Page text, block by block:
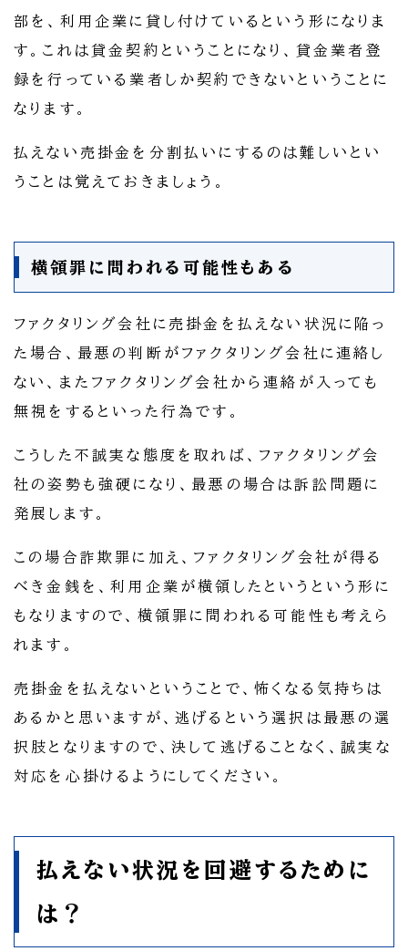
部を、利用企業に貸し付けているという形になりま
す。これは貸金契約ということになり、貸金業者登
録を行っている業者しか契約できないということに
なります。
払えない売掛金を分割払いにするのは難しいとい
うことは覚えておきましょう。
横領罪に問われる可能性もある
ファクタリング会社に売掛金を払えない状況に陥っ
た場合、最悪の判断がファクタリング会社に連絡し
ない、またファクタリング会社から連絡が入っても
無視をするといった行為です。
こうした不誠実な態度を取れば、ファクタリング会
社の姿勢も強硬になり、最悪の場合は訴訟問題に
発展します。
この場合詐欺罪に加え、ファクタリング会社が得る
べき金銭を、利用企業が横領したというという形に
もなりますので、横領罪に問われる可能性も考えら
れます。
売掛金を払えないということで、怖くなる気持ちは
あるかと思いますが、逃げるという選択は最悪の選
択肢となりますので、決して逃げることなく、誠実な
対応を心掛けるようにしてください。
払えない状況を回避するために
は？